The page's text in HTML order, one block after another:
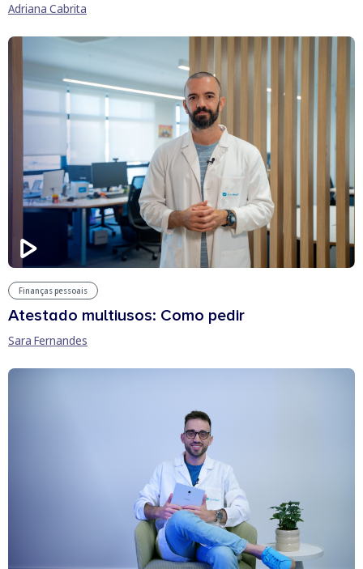
Adriana Cabrita
Finanças pessoais
Atestado multiusos: Como pedir
Sara Fernandes